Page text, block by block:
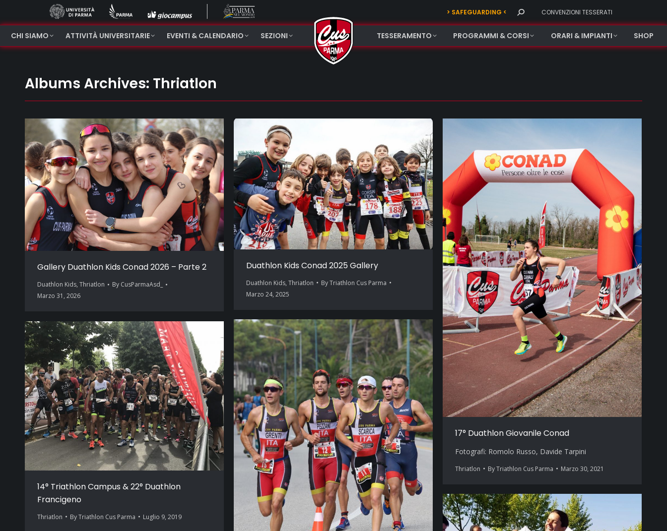
> SAFEGUARDING < Search: CONVENZIONI TESSERATI
CHI SIAMO ATTIVITÀ UNIVERSITARIE EVENTI & CALENDARIO SEZIONI TESSERAMENTO PROGRAMMI & CORSI ORARI & IMPIANTI SHOP
Albums Archives: Thriatlon
Gallery Duathlon Kids Conad 2026 – Parte 2
Duathlon Kids, Thriatlon By CusParmaAsd_
Marzo 31, 2026
Duathlon Kids Conad 2025 Gallery
Duathlon Kids, Thriatlon ByTriathlon Cus Parma
Marzo 24, 2025
17° Duathlon Giovanile Conad
Fotografi: Romolo Russo, Davide Tarpini
Thriatlon ByTriathlon Cus Parma Marzo 30, 2021
14° Triathlon Campus & 22° Duathlon
Francigeno
Thriatlon ByTriathlon Cus Parma Luglio 9, 2019